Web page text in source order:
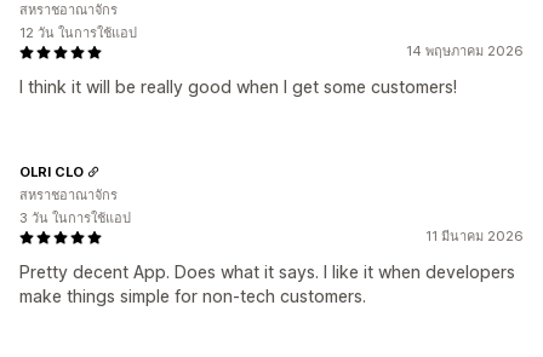
14 พฤษภาคม 2026
I think it will be really good when I get some customers!
สหราชอาณาจักร
12 วัน ในการใช้แอป
11 มีนาคม 2026
Pretty decent App. Does what it says. I like it when developers
make things simple for non-tech customers.
OLRI CLO
สหราชอาณาจักร
3 วัน ในการใช้แอป